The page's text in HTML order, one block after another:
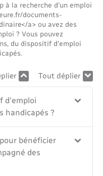
à la recherche d'un emploi
documents-
a> ou avez des
? Vous pouvez
du dispositif d'emploi
Tout déplier
d'emploi
handicapés ?
bénéficier
des